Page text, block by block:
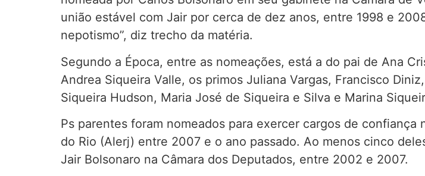
união estável com Jair por cerca de dez anos, entre 1998 e
nepotismo”, diz trecho da matéria.
Segundo a Época, entre as nomeações, está a do pai de Ana
Andrea Siqueira Valle, os primos Juliana Vargas, Francisco
Siqueira Hudson, Maria José de Siqueira e Silva e Marina
Ps parentes foram nomeados para exercer cargos de
do Rio (Alerj) entre 2007 e o ano passado. Ao menos cinco
Jair Bolsonaro na Câmara dos Deputados, entre 2002 e 2007.